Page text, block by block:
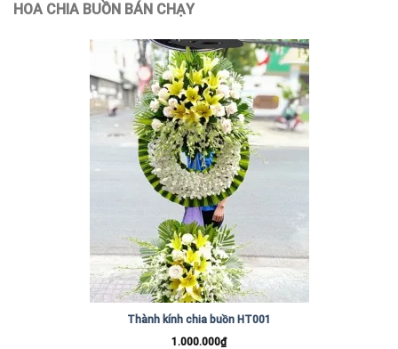
HOA CHIA BUỒN BÁN CHẠY
Thành kính chia buồn HT001
1.000.000₫